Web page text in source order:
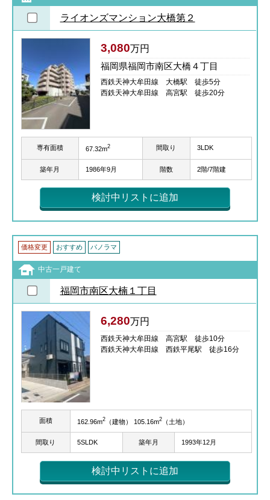
ライオンズマンション大橋第２
3,080万円
福岡県福岡市南区大橋４丁目
西鉄天神大牟田線 大橋駅 徒歩5分
西鉄天神大牟田線 高宮駅 徒歩20分
専有面積 67.32m2 間取り 3LDK
築年月 1986年9月 階数 2階/7階建
検討中リストに追加
価格変更 おすすめ パノラマ
中古一戸建て
福岡市南区大楠１丁目
6,280万円
西鉄天神大牟田線 高宮駅 徒歩10分
西鉄天神大牟田線 西鉄平尾駅 徒歩16分
面積 162.96m2（建物） 105.16m2（土地）
間取り 5SLDK 築年月 1993年12月
検討中リストに追加